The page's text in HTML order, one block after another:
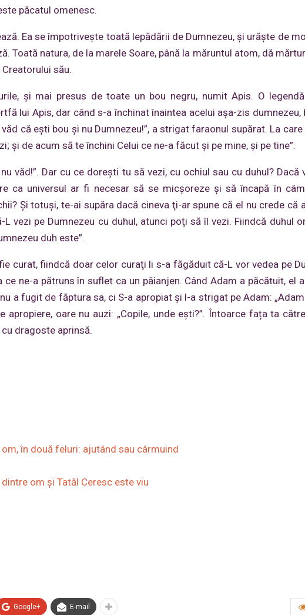
păcatul omenesc.
Ea se împotriveşte toată lepădării de Dumnezeu, şi urăşte de
Toată natura, de la marele Soare, până la măruntul atom, dă
său.
şi mai presus de toate un bou negru, numit Apis. O
lui Apis, dar când s-a închinat înaintea acelui aşa-zis dumnezeu,
că eşti bou şi nu Dumnezeu!”, a strigat faraonul supărat. La
şi de acum să te închini Celui ce ne-a făcut şi pe mine, şi pe tine”.
văd!”. Dar cu ce doreşti tu să vezi, cu ochiul sau cu duhul? Dacă
ca universul ar fi necesar să se micşoreze şi să încapă în
Şi totuşi, te-ai supăra dacă cineva ţi-ar spune că el nu crede că
vezi pe Dumnezeu cu duhul, atunci poţi să îl vezi. Fiindcă duhul
duh este”.
curat, fiindcă doar celor curaţi li s-a făgăduit că-L vor vedea pe
ne-a pătruns în suflet ca un păianjen. Când Adam a păcătuit, el
a fugit de făptura sa, ci S-a apropiat şi l-a strigat pe Adam:
oare nu auzi: „Copile, unde ești?”. Întoarce fața ta
dragoste aprinsă.
în două feluri: ajutând sau cârmuind
om și Tatăl Ceresc este viu
Google+ E-mail